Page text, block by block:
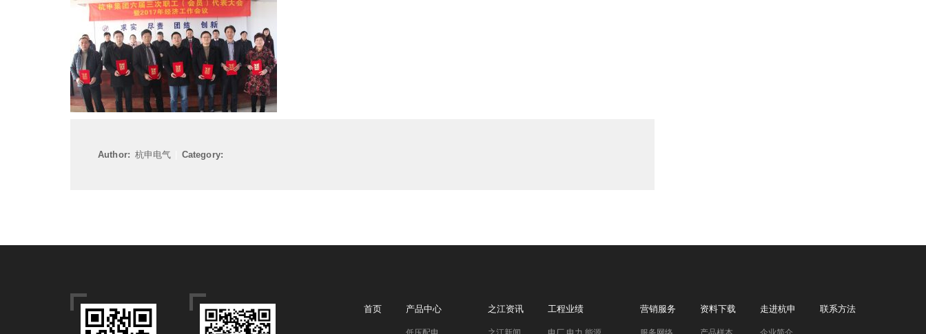
Author: 杭申电气| Category:
首页 产品中心 之江资讯 工程业绩 营销服务 资料下载 走进杭申 联系方法